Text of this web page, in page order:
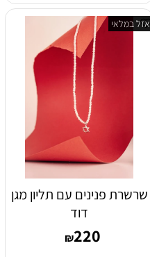
אזל במלאי
שרשרת פנינים עם תליון מגן
דוד
₪220